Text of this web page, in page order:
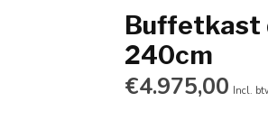
Buffetkast
240cm
€4.975,00 Incl.